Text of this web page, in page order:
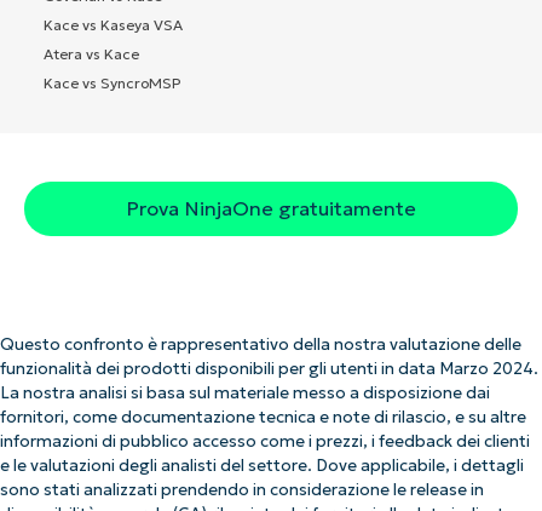
Kace vs Kaseya VSA
Atera vs Kace
Kace vs SyncroMSP
Prova NinjaOne gratuitamente
Questo confronto è rappresentativo della nostra valutazione delle
funzionalità dei prodotti disponibili per gli utenti in data Marzo 2024.
La nostra analisi si basa sul materiale messo a disposizione dai
fornitori, come documentazione tecnica e note di rilascio, e su altre
informazioni di pubblico accesso come i prezzi, i feedback dei clienti
e le valutazioni degli analisti del settore. Dove applicabile, i dettagli
sono stati analizzati prendendo in considerazione le release in